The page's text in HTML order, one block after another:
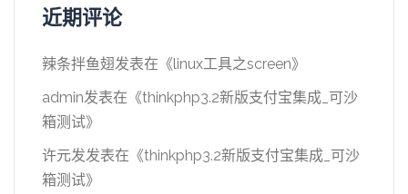
近期评论
辣条拌鱼翅发表在《linux工具之screen》
admin发表在《thinkphp3.2新版支付宝集成_可沙
箱测试》
许元发发表在《thinkphp3.2新版支付宝集成_可沙
箱测试》